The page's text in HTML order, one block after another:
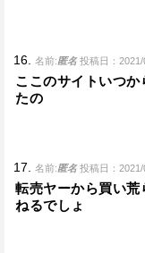
16. 名前:匿名 投稿日：
ここのサイトいつ
たの
17. 名前:匿名 投稿日：
転売ヤーから買い荒
ねるでしょ